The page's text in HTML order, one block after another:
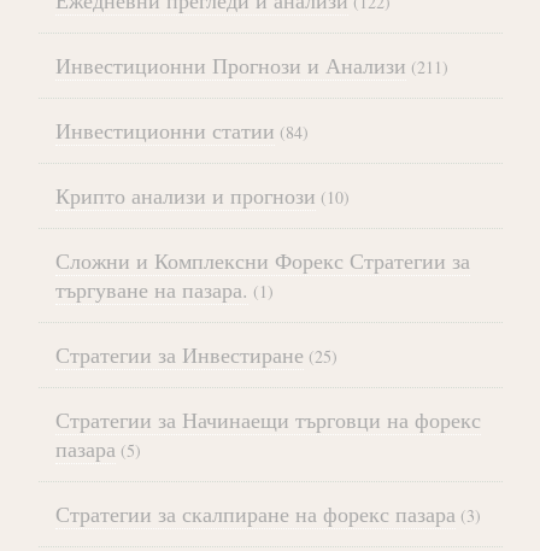
Инвестиционни Прогнози и Анализи (211)
Инвестиционни статии (84)
Крипто анализи и прогнози (10)
Сложни и Комплексни Форекс Стратегии за
търгуване на пазара. (1)
Стратегии за Инвестиране (25)
Стратегии за Начинаещи търговци на форекс
пазара (5)
Стратегии за скалпиране на форекс пазара (3)